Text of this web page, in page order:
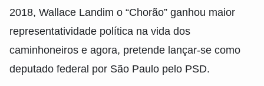
2018, Wallace Landim o “Chorão” ganhou maior
representatividade política na vida dos
caminhoneiros e agora, pretende lançar-se como
deputado federal por São Paulo pelo PSD.